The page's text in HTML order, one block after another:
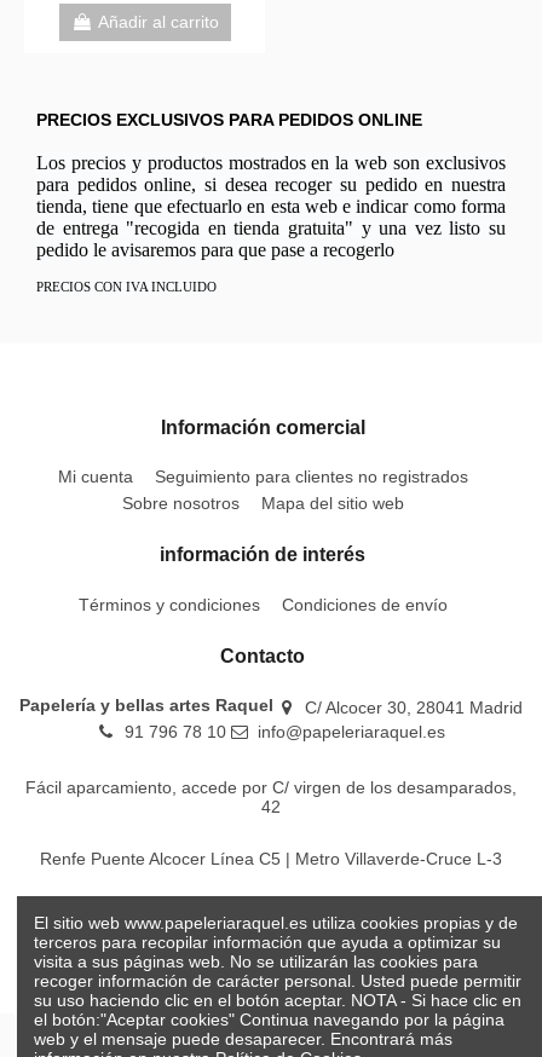
Añadir al carrito
PRECIOS EXCLUSIVOS PARA PEDIDOS ONLINE
Los precios y productos mostrados en la web son exclusivos
para pedidos online, si desea recoger su pedido en nuestra
tienda, tiene que efectuarlo en esta web e indicar como forma
de entrega "recogida en tienda gratuita" y una vez listo su
pedido le avisaremos para que pase a recogerlo
PRECIOS CON IVA INCLUIDO
Información comercial
Mi cuenta
Seguimiento para clientes no registrados
Sobre nosotros
Mapa del sitio web
información de interés
Términos y condiciones Condiciones de envío
Contacto
Papelería y bellas artes Raquel
C/ Alcocer 30, 28041 Madrid
91 796 78 10
info@papeleriaraquel.es
Fácil aparcamiento, accede por C/ virgen de los desamparados,
42
Renfe Puente Alcocer Línea C5 | Metro Villaverde-Cruce L-3
El sitio web www.papeleriaraquel.es utiliza cookies propias y de
terceros para recopilar información que ayuda a optimizar su
visita a sus páginas web. No se utilizarán las cookies para
recoger información de carácter personal. Usted puede permitir
su uso haciendo clic en el botón aceptar. NOTA - Si hace clic en
el botón:"Aceptar cookies" Continua navegando por la página
web y el mensaje puede desaparecer. Encontrará más